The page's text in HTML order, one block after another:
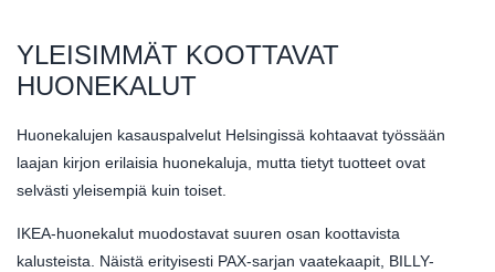
YLEISIMMÄT KOOTTAVAT
HUONEKALUT
Huonekalujen kasauspalvelut Helsingissä kohtaavat työssään
laajan kirjon erilaisia huonekaluja, mutta tietyt tuotteet ovat
selvästi yleisempiä kuin toiset.
IKEA-huonekalut muodostavat suuren osan koottavista
kalusteista. Näistä erityisesti PAX-sarjan vaatekaapit, BILLY-